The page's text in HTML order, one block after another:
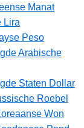
Manat
Lira
Peso
Arabische
Staten Dollar
Roebel
Won